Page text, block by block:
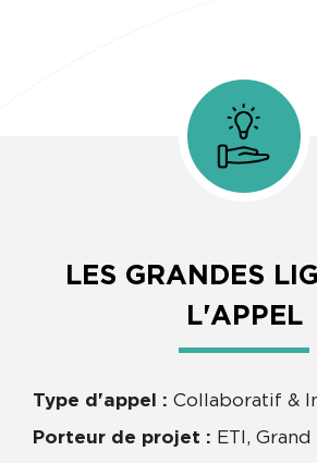
LES GRANDES
L'APPEL
Type d'appel : Collaboratif &
Porteur de projet : ETI,